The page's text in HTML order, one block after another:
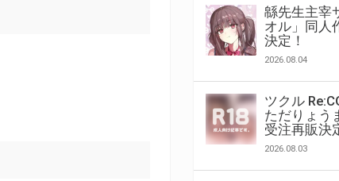
緜先生主宰
オル」同人
決定！
2026.08.04
ツクル
ただりょう
受注再販決
2026.08.03